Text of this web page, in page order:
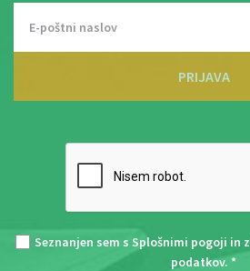
PRIJAVA
Seznanjen sem s Splošnimi pogoji in z
podatkov. *